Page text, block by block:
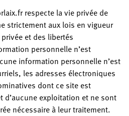
respecte la vie privée de
strictement aux lois en vigueur
et des libertés
personnelle n’est
information personnelle n’est
les adresses électroniques
dont ce site est
d’aucune exploitation et ne sont
nécessaire à leur traitement.